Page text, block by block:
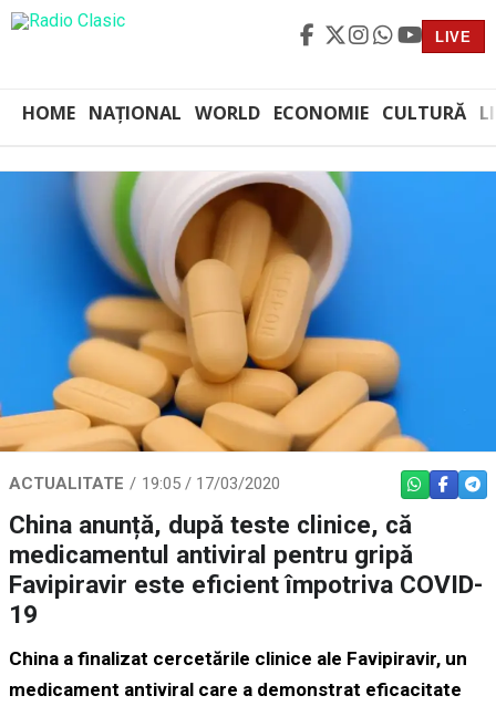
LIVE
HOME NAȚIONAL WORLD ECONOMIE CULTURĂ
ACTUALITATE 19:05 / 17/03/2020 WHATSAPP
China anunță, după teste clinice, că
medicamentul antiviral pentru gripă
Favipiravir este eficient împotriva COVID-
19
China a finalizat cercetările clinice ale Favipiravir, un
medicament antiviral care a demonstrat eficacitate